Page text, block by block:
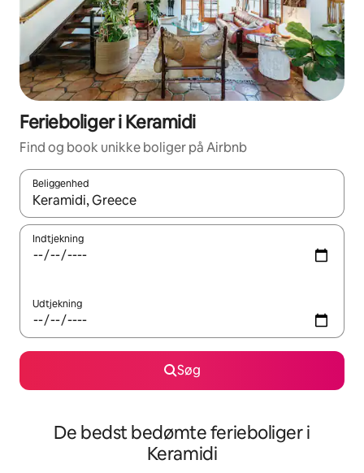
Ferieboliger i Keramidi
Find og book unikke boliger på Airbnb
Beliggenhed
Når resultaterne er tilgængelige, skal du navigere med
Indtjekning
Udtjekning
Søg
De bedst bedømte ferieboliger i
Keramidi